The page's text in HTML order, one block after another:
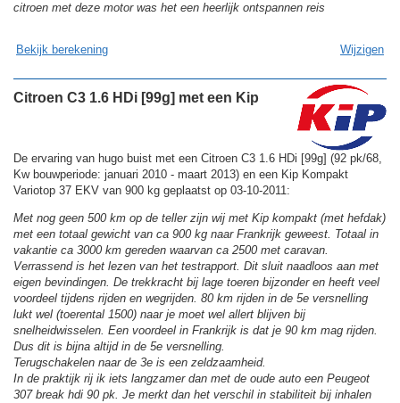
citroen met deze motor was het een heerlijk ontspannen reis
Bekijk berekening Wijzigen
Citroen C3 1.6 HDi [99g] met een Kip
De ervaring van hugo buist met een Citroen C3 1.6 HDi [99g] (92 pk/68,
Kw bouwperiode: januari 2010 - maart 2013) en een Kip Kompakt
Variotop 37 EKV van 900 kg geplaatst op 03-10-2011:
Met nog geen 500 km op de teller zijn wij met Kip kompakt (met hefdak)
met een totaal gewicht van ca 900 kg naar Frankrijk geweest. Totaal in
vakantie ca 3000 km gereden waarvan ca 2500 met caravan.
Verrassend is het lezen van het testrapport. Dit sluit naadloos aan met
eigen bevindingen. De trekkracht bij lage toeren bijzonder en heeft veel
voordeel tijdens rijden en wegrijden. 80 km rijden in de 5e versnelling
lukt wel (toerental 1500) naar je moet wel allert blijven bij
snelheidwisselen. Een voordeel in Frankrijk is dat je 90 km mag rijden.
Dus dit is bijna altijd in de 5e versnelling.
Terugschakelen naar de 3e is een zeldzaamheid.
In de praktijk rij ik iets langzamer dan met de oude auto een Peugeot
307 break hdi 90 pk. Je merkt dan het verschil in stabiliteit bij inhalen